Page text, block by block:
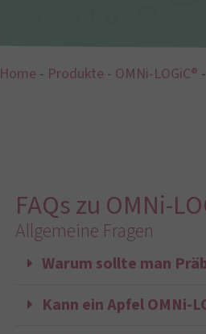
Home - Produkte - OMNi-LOGiC® -
FAQs zu OMNi-
Allgemeine Fragen
Warum sollte man
Kann ein Apfel OMNi-